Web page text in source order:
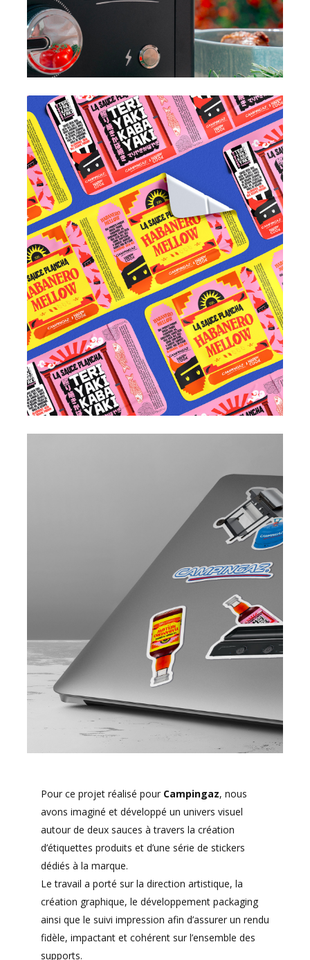
Pour ce projet réalisé pour Campingaz, nous
avons imaginé et développé un univers visuel
autour de deux sauces à travers la création
d’étiquettes produits et d’une série de stickers
dédiés à la marque.
Le travail a porté sur la direction artistique, la
création graphique, le développement packaging
ainsi que le suivi impression afin d’assurer un rendu
fidèle, impactant et cohérent sur l’ensemble des
supports.